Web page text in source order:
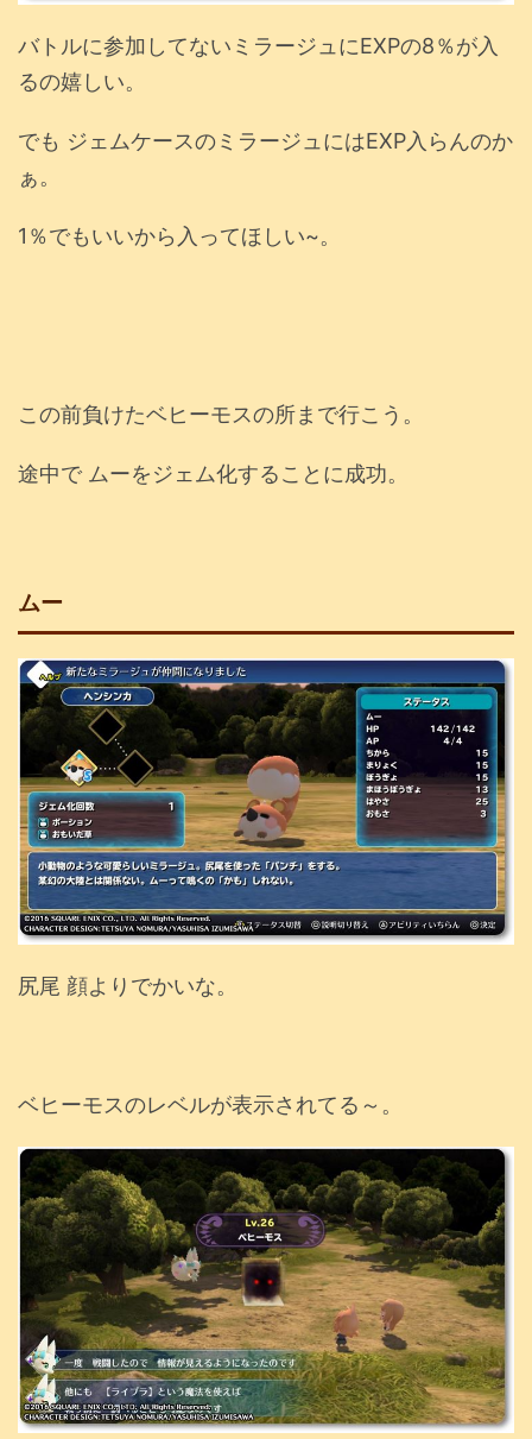
バトルに参加してないミラージュにEXPの8％が入
るの嬉しい。
でも ジェムケースのミラージュにはEXP入らんのか
ぁ。
1％でもいいから入ってほしい~。
この前負けたベヒーモスの所まで行こう。
途中で ムーをジェム化することに成功。
ムー
尻尾 顔よりでかいな。
ベヒーモスのレベルが表示されてる～。